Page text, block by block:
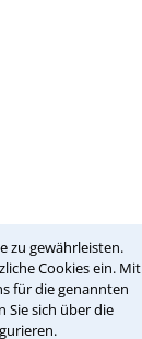
zu gewährleisten.
Cookies ein. Mit
für die genannten
Sie sich über die